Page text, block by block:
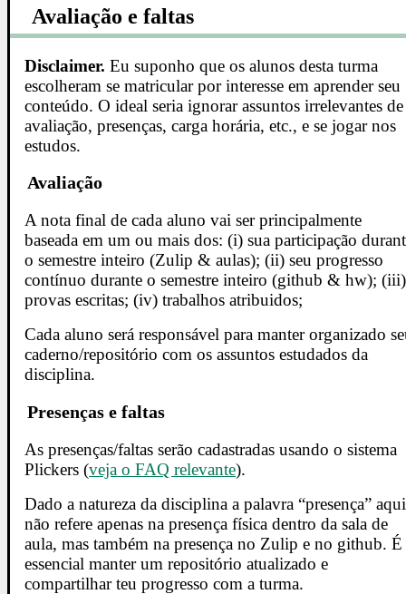
Avaliação e faltas
Disclaimer. Eu suponho que os alunos desta turma
escolheram se matricular por interesse em aprender seu
conteúdo. O ideal seria ignorar assuntos irrelevantes de
avaliação, presenças, carga horária, etc., e se jogar nos
estudos.
Avaliação
A nota final de cada aluno vai ser principalmente
baseada em um ou mais dos: (i) sua participação
o semestre inteiro (Zulip & aulas); (ii) seu progresso
contínuo durante o semestre inteiro (github & hw); (iii)
provas escritas; (iv) trabalhos atribuidos;
Cada aluno será responsável para manter organizado
caderno/repositório com os assuntos estudados da
disciplina.
Presenças e faltas
As presenças/faltas serão cadastradas usando o sistema
Plickers (veja o FAQ relevante).
Dado a natureza da disciplina a palavra “presença” aqui
não refere apenas na presença física dentro da sala de
aula, mas também na presença no Zulip e no github. É
essencial manter um repositório atualizado e
compartilhar teu progresso com a turma.